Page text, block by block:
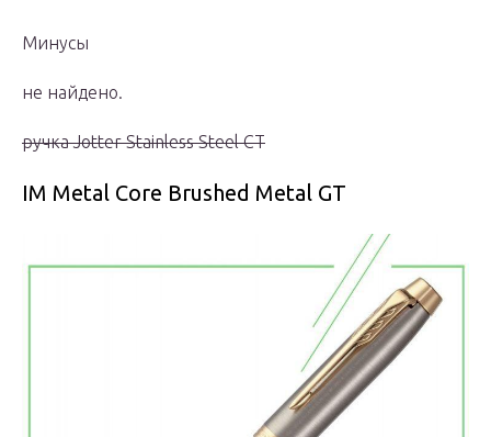
Минусы
не найдено.
ручка Jotter Stainless Steel CT
IM Metal Core Brushed Metal GT